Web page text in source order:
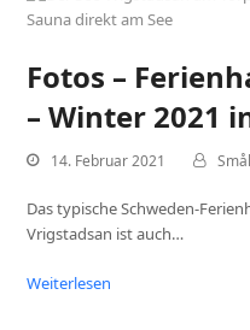
Fotos –
– Winter 2021
14. Februar 2021
Das typische Schweden-
Vrigstadsan ist auch…
Weiterlesen